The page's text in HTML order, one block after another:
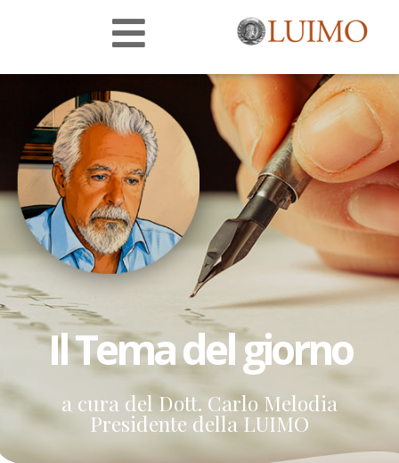
Il Tema del giorno
a cura del Dott. Carlo Melodia
Presidente della LUIMO